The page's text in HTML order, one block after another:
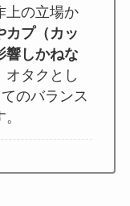
上の立場か
カプ（カッ
響しかねな
オタクとし
のバランス